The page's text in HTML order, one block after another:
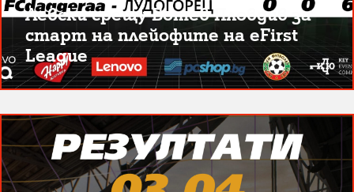
Левски срещу Ботев Пловдив за
старт на плейофите на eFirst
League